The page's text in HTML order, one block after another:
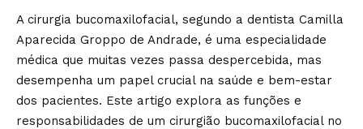
A cirurgia bucomaxilofacial, segundo a dentista Camilla
Aparecida Groppo de Andrade, é uma especialidade
médica que muitas vezes passa despercebida, mas
desempenha um papel crucial na saúde e bem-estar
dos pacientes. Este artigo explora as funções e
responsabilidades de um cirurgião bucomaxilofacial no